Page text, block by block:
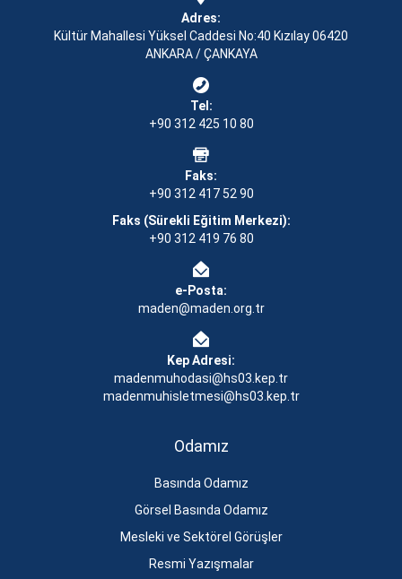
Adres:
Kültür Mahallesi Yüksel Caddesi No:40 Kızılay 06420
ANKARA / ÇANKAYA
Tel:
+90 312 425 10 80
Faks:
+90 312 417 52 90
Faks (Sürekli Eğitim Merkezi):
+90 312 419 76 80
e-Posta:
maden@maden.org.tr
Kep Adresi:
madenmuhodasi@hs03.kep.tr
madenmuhisletmesi@hs03.kep.tr
Odamız
Basında Odamız
Görsel Basında Odamız
Mesleki ve Sektörel Görüşler
Resmi Yazışmalar